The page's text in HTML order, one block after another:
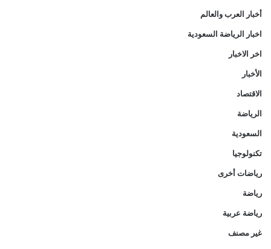
أخبار العرب والعالم
اخبار الرياضة السعودية
اخر الاخبار
الأخبار
الاقتصاد
الرياضة
السعودية
تكنولوجيا
رياضات أخرى
رياضة
رياضة عربية
غير مصنف